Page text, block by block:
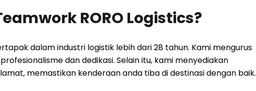
RORO Logistics?
dalam industri logistik lebih dari 28 tahun. Kami mengurus
dan dedikasi. Selain itu, kami menyediakan
memastikan kenderaan anda tiba di destinasi dengan baik.